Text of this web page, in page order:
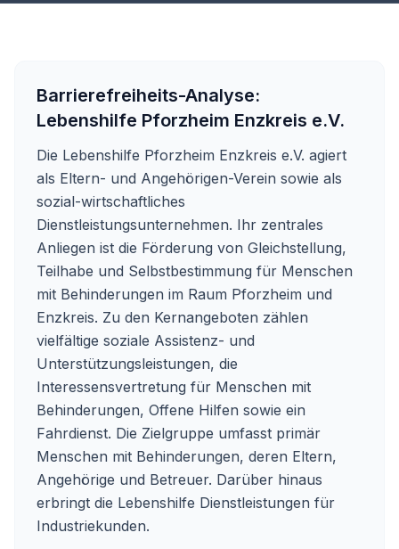
Barrierefreiheits-Analyse:
Lebenshilfe Pforzheim Enzkreis e.V.
Die Lebenshilfe Pforzheim Enzkreis e.V. agiert
als Eltern- und Angehörigen-Verein sowie als
sozial-wirtschaftliches
Dienstleistungsunternehmen. Ihr zentrales
Anliegen ist die Förderung von Gleichstellung,
Teilhabe und Selbstbestimmung für Menschen
mit Behinderungen im Raum Pforzheim und
Enzkreis. Zu den Kernangeboten zählen
vielfältige soziale Assistenz- und
Unterstützungsleistungen, die
Interessensvertretung für Menschen mit
Behinderungen, Offene Hilfen sowie ein
Fahrdienst. Die Zielgruppe umfasst primär
Menschen mit Behinderungen, deren Eltern,
Angehörige und Betreuer. Darüber hinaus
erbringt die Lebenshilfe Dienstleistungen für
Industriekunden.